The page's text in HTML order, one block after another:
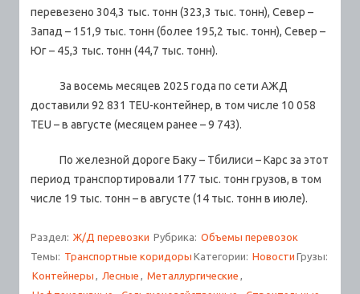
перевезено 304,3 тыс. тонн (323,3 тыс. тонн), Север –
Запад – 151,9 тыс. тонн (более 195,2 тыс. тонн), Север –
Юг – 45,3 тыс. тонн (44,7 тыс. тонн).
За восемь месяцев 2025 года по сети АЖД
доставили 92 831 TEU-контейнер, в том числе 10 058
TEU – в августе (месяцем ранее – 9 743).
По железной дороге Баку – Тбилиси – Карс за этот
период транспортировали 177 тыс. тонн грузов, в том
числе 19 тыс. тонн – в августе (14 тыс. тонн в июле).
Раздел: Ж/Д перевозки Рубрика: Объемы перевозок
Темы: Транспортные коридоры Категории: Новости Грузы:
Контейнеры
Лесные Металлургические